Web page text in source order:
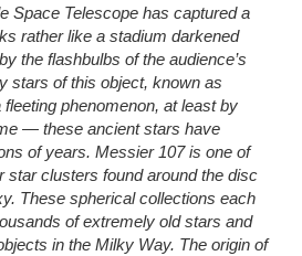
Space Telescope has captured a
rather like a stadium darkened
the flashbulbs of the audience’s
stars of this object, known as
phenomenon, at least by
— these ancient stars have
of years. Messier 107 is one of
star clusters found around the disc
These spherical collections each
of extremely old stars and
in the Milky Way. The origin of